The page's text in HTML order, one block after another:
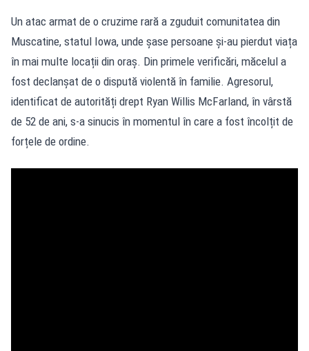
Un atac armat de o cruzime rară a zguduit comunitatea din
Muscatine, statul Iowa, unde șase persoane și-au pierdut viața
în mai multe locații din oraș. Din primele verificări, măcelul a
fost declanșat de o dispută violentă în familie. Agresorul,
identificat de autorități drept Ryan Willis McFarland, în vârstă
de 52 de ani, s-a sinucis în momentul în care a fost încolțit de
forțele de ordine.